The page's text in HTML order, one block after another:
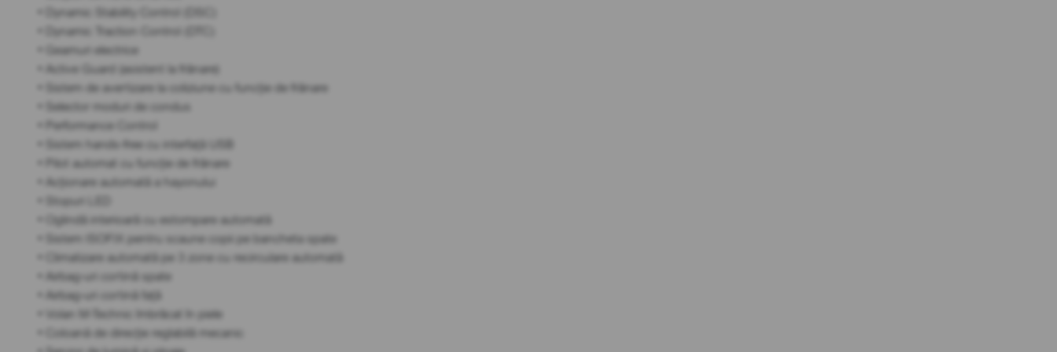
• Dynamic Stability Control (DSC)
• Dynamic Traction Control (DTC)
• Geamuri electrice
• Active Guard (asistent la frânare)
• Sistem de avertizare la coliziune cu funcție de frânare
• Selector moduri de condus
• Performance Control
• Sistem hands-free cu interfață USB
• Pilot automat cu funcție de frânare
• Acționare automată a hayonului
• Stopuri LED
• Oglindă interioară cu estompare automată
• Sistem ISOFIX pentru scaune copii pe bancheta spate
• Climatizare automată pe 3 zone cu recirculare automată
• Airbag-uri cortină spate
• Airbag-uri cortină față
• Volan M-Technic îmbrăcat în piele
• Coloană de direcție reglabilă mecanic